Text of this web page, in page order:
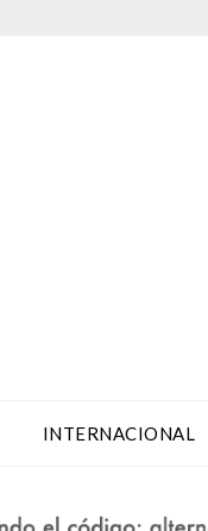
INTERNACIONAL